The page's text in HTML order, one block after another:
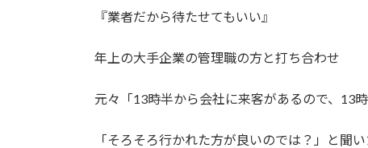
時
:
『業者だから待たせてもいい』
年上の大手企業の管理職の方と打ち合わせ
元々「13時半から会社に来客があるので、13
「そろそろ行かれた方が良いのでは？」と聞